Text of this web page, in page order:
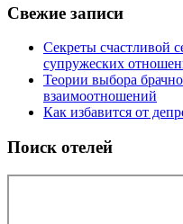
Свежие записи
Секреты счастливой
супружеских
Теории выбора
взаимоотношений
Как избавится от
Поиск отелей